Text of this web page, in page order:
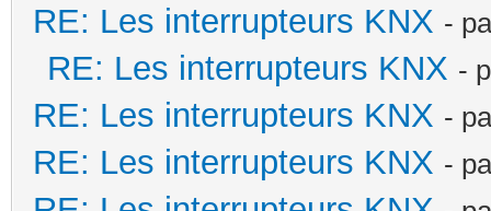
RE: Les interrupteurs KNX -
RE: Les interrupteurs KNX -
RE: Les interrupteurs KNX -
RE: Les interrupteurs KNX -